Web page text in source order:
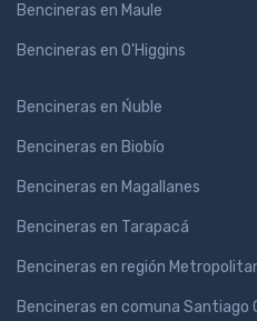
Bencineras en Maule
Bencineras en O'Higgins
Bencineras en Ńuble
Bencineras en Biobío
Bencineras en Magallanes
Bencineras en Tarapacá
Bencineras en región
Bencineras en comuna Santiago